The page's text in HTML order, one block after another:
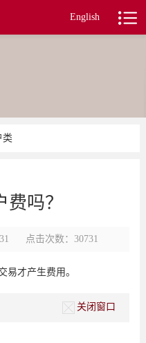
English
类
吗？
点击次数：30731
易才产生费用。
关闭窗口